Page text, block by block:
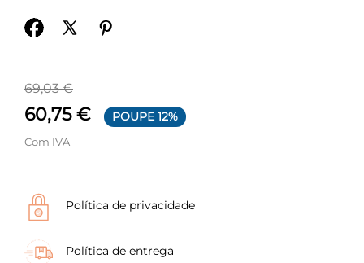
69,03 €
60,75 € POUPE 12%
Com IVA
Política de privacidade
Política de entrega